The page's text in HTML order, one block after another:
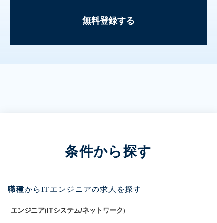
無料登録する
条件から探す
職種からITエンジニアの求人を探す
エンジニア(ITシステム/ネットワーク)